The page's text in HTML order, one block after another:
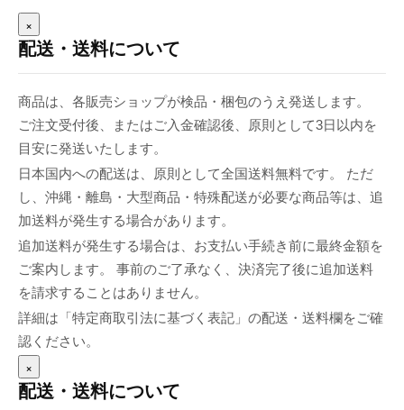
×
配送・送料について
商品は、各販売ショップが検品・梱包のうえ発送します。
ご注文受付後、またはご入金確認後、原則として3日以内を
目安に発送いたします。
日本国内への配送は、原則として全国送料無料です。 ただ
し、沖縄・離島・大型商品・特殊配送が必要な商品等は、追
加送料が発生する場合があります。
追加送料が発生する場合は、お支払い手続き前に最終金額を
ご案内します。 事前のご了承なく、決済完了後に追加送料
を請求することはありません。
詳細は「特定商取引法に基づく表記」の配送・送料欄をご確
認ください。
×
配送・送料について